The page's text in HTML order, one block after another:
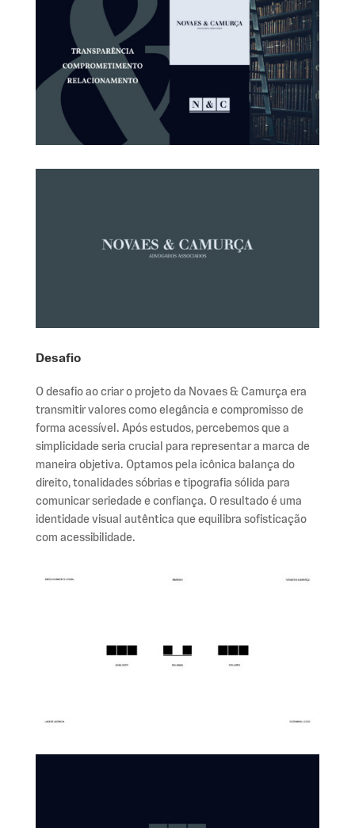
Desafio
O desafio ao criar o projeto da Novaes & Camurça era
transmitir valores como elegância e compromisso de
forma acessível. Após estudos, percebemos que a
simplicidade seria crucial para representar a marca de
maneira objetiva. Optamos pela icônica balança do
direito, tonalidades sóbrias e tipografia sólida para
comunicar seriedade e confiança. O resultado é uma
identidade visual autêntica que equilibra sofisticação
com acessibilidade.